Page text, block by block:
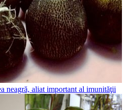
neagră, aliat important al imunităţii